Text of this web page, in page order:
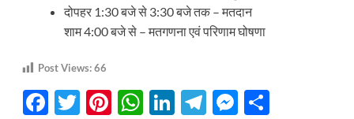
दोपहर 1:30 बजे से 3:30 बजे तक – मतदान
शाम 4:00 बजे से – मतगणना एवं परिणाम घोषणा
Post Views:66
F
T
Pi W Li
T
M